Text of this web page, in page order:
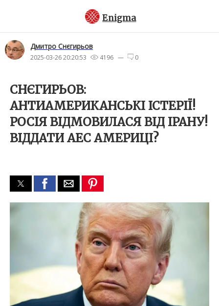
Enigma
Дмитро Снєгирьов
2025-03-26 20:20:53 4196 — 0
СНЄГИРЬОВ:
АНТИАМЕРИКАНСЬКІ ІСТЕРІЇ!
РОСІЯ ВІДМОВИЛАСЯ ВІД ІРАНУ!
ВІДДАТИ АЕС АМЕРИЦІ?